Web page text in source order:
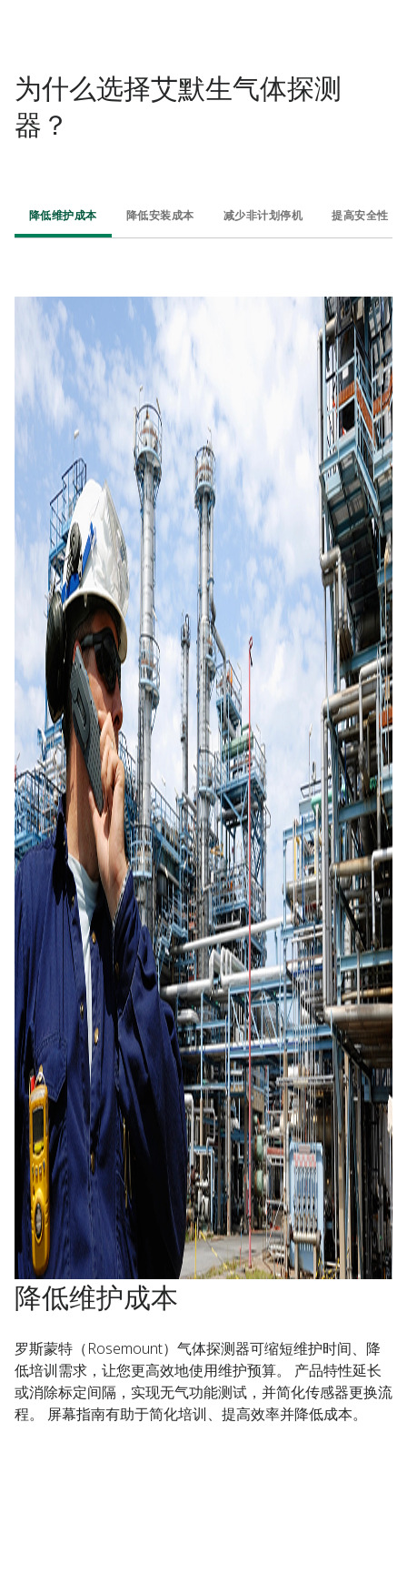
为什么选择艾默生气体探测
器？
降低维护成本​ 降低安装成本​ 减少非计划停机​ 提高安全性​
降低维护成本​
罗斯蒙特（Rosemount）气体探测器可缩短维护时间、降
低培训需求，让您更高效地使用维护预算。 产品特性延长
或消除标定间隔，实现无气功能测试，并简化传感器更换流
程。 屏幕指南有助于简化培训、提高效率并降低成本。